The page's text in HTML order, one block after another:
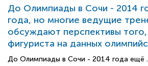
До Олимпиады в Сочи - 2014
года, но многие ведущие
обсуждают перспективы того,
фигуриста на данных
До Олимпиады в Сочи - 2014 года ещё